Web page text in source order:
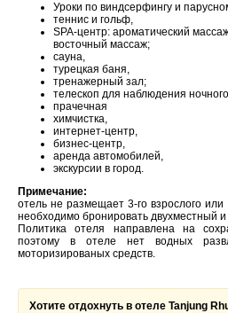
Уроки по виндсерфингу и
теннис и гольф,
SPA-центр: ароматический
восточный массаж;
cауна,
турецкая баня,
тренажерный зал;
телескоп для наблюдения
прачечная
химчистка,
интернет-центр,
бизнес-центр,
аренда автомобилей,
экскурсии в город.
Примечание:
отель не размещает 3-го взрослого
необходимо бронировать двухместный
Политика отеля направлена на
поэтому в отеле нет водных
моторизированых средств.
Хотите отдохнуть в отеле Tanjung